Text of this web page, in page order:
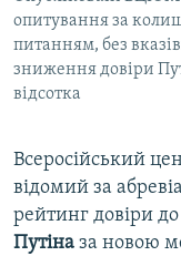
Усі сайти RFE/RL
опитування за
питанням, без
зниження довіри
відсотка
Всеросійський
відомий за
рейтинг довіри до
Путіна за новою